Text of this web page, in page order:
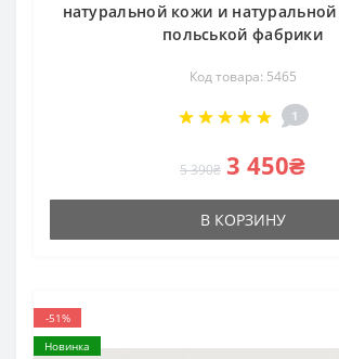
натуральной кожи и
польськой фабрики
Код товара: 5465
1
5 390₴ 3 450₴
В КОРЗИНУ
-51%
Новинка